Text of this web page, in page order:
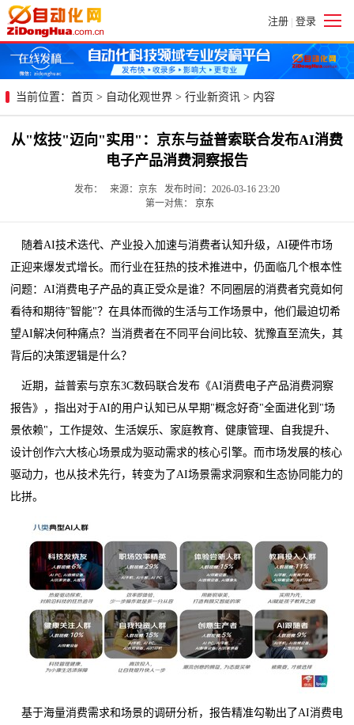
注册 | 登录
当前位置： 首页 > 自动化观世界 > 行业新资讯 > 内容
从"炫技"迈向"实用"：京东与益普索联合发布AI消费
电子产品消费洞察报告
发布： 来源：京东 发布时间：2026-03-16 23:20
第一对焦： 京东
随着AI技术迭代、产业投入加速与消费者认知升级，AI硬件市场
正迎来爆发式增长。而行业在狂热的技术推进中，仍面临几个根本性
问题：AI消费电子产品的真正受众是谁？不同圈层的消费者究竟如何
看待和期待"智能"？在具体而微的生活与工作场景中，他们最迫切希
望AI解决何种痛点？当消费者在不同平台间比较、犹豫直至流失，其
背后的决策逻辑是什么？
近期，益普索与京东3C数码联合发布《AI消费电子产品消费洞察
报告》，指出对于AI的用户认知已从早期"概念好奇"全面进化到"场
景依赖"，工作提效、生活娱乐、家庭教育、健康管理、自我提升、
设计创作六大核心场景成为驱动需求的核心引擎。而市场发展的核心
驱动力，也从技术先行，转变为了AI场景需求洞察和生态协同能力的
比拼。
基于海量消费需求和场景的调研分析，报告精准勾勒出了AI消费电